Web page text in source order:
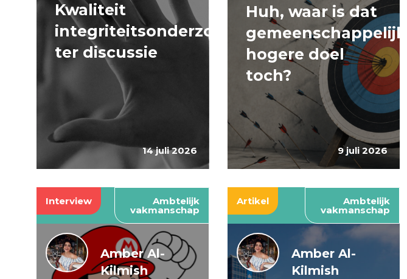
14 juli 2026
Kwaliteit
integriteitsonderzoeken
ter discussie
9 juli 2026
Huh, waar is dat
gemeenschappelijke
hogere doel
toch?
Interview Ambtelijk
vakmanschap
Amber Al-
Kilmish
Artikel Ambtelijk
vakmanschap
Amber Al-
Kilmish